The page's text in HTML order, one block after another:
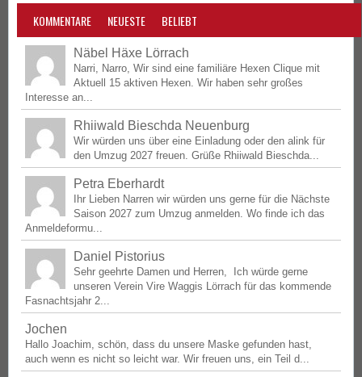
KOMMENTARE NEUESTE BELIEBT
Näbel Häxe Lörrach
Narri, Narro, Wir sind eine familiäre Hexen Clique mit
Aktuell 15 aktiven Hexen. Wir haben sehr großes
Interesse an...
Rhiiwald Bieschda Neuenburg
Wir würden uns über eine Einladung oder den alink für
den Umzug 2027 freuen. Grüße Rhiiwald Bieschda...
Petra Eberhardt
Ihr Lieben Narren wir würden uns gerne für die Nächste
Saison 2027 zum Umzug anmelden. Wo finde ich das
Anmeldeformu...
Daniel Pistorius
Sehr geehrte Damen und Herren, Ich würde gerne
unseren Verein Vire Waggis Lörrach für das kommende
Fasnachtsjahr 2...
Jochen
Hallo Joachim, schön, dass du unsere Maske gefunden hast,
auch wenn es nicht so leicht war. Wir freuen uns, ein Teil d...